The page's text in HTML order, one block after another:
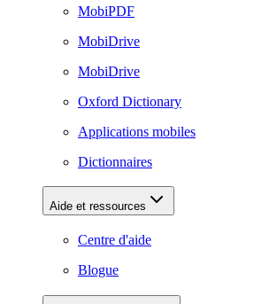
MobiPDF
MobiDrive
MobiDrive
Oxford Dictionary
Applications mobiles
Dictionnaires
Aide et ressources
Centre d'aide
Blogue